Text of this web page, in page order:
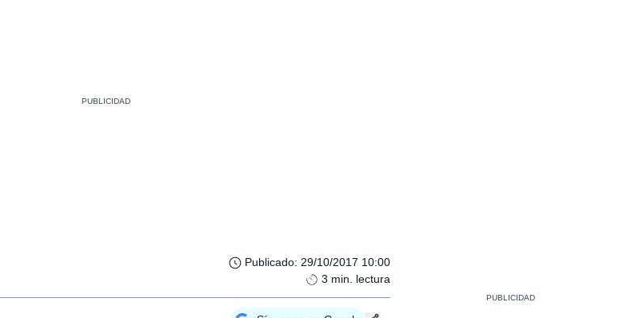
Publicado: 29/10/2017 10:00
3 min. lectura